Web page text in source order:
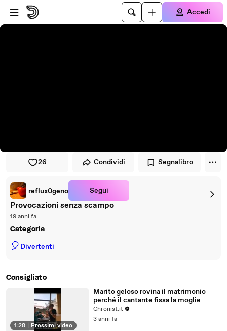
Vai al lettore
Passa al contenuto principale
Accedi
26 Condividi Segnalibro
reflux0geno Segui
Provocazioni senza scampo
19 anni fa
Categoria
🎈 Divertenti
Consigliato
1:28 Prossimi video
Marito geloso rovina il matrimonio
perché il cantante fissa la moglie
Chronist.it
3 anni fa